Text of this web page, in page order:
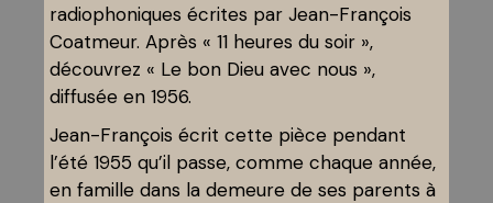
radiophoniques écrites par Jean-François
Coatmeur. Après « 11 heures du soir »,
découvrez « Le bon Dieu avec nous »,
diffusée en 1956.
Jean-François écrit cette pièce pendant
l’été 1955 qu’il passe, comme chaque année,
en famille dans la demeure de ses parents à